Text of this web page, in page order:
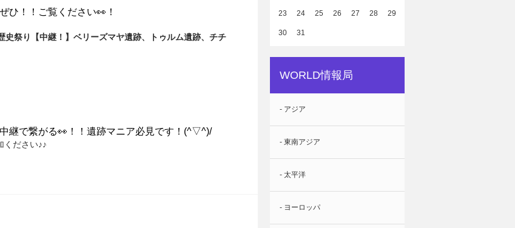
ひ！！ご覧ください👀！
史祭り【中継！】ベリーズマヤ遺跡、トゥルム遺跡、チチ
継で繋がる👀！！遺跡マニア必見です！(^▽^)/
ください♪♪
23 24 25 26 27 28 29
30 31
WORLD情報局
- アジア
- 東南アジア
- 太平洋
- ヨーロッパ